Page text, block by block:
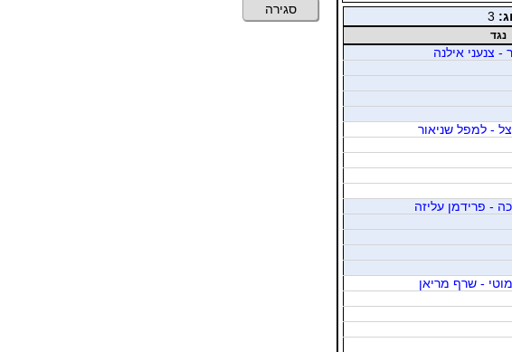
3
נגד
- צנעני אילנה
- למפל שניאור
- פרידמן עליזה
מוטי - שרף מריאן
סגירה